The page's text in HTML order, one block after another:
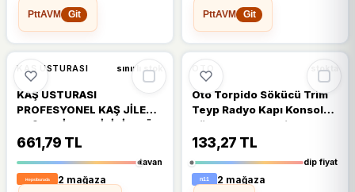
PttAVM
Git
PttAVM
Git
KAŞ USTURASI sınırlı stok
KAŞ USTURASI
PROFESYONEL KAŞ JİLETİ
KAŞ SEKİLLENDİRİCİ 3'LÜ
SET
661,79 TL
tavan
2 mağaza
%52 %52 DÜŞTÜ
OTO stokta
Oto Torpido Sökücü Trim
Teyp Radyo Kapı Konsol
Sökme Aparatı Trim Led
Sökme Aparatı 4 Set
133,27 TL
dip fiyat
2 mağaza